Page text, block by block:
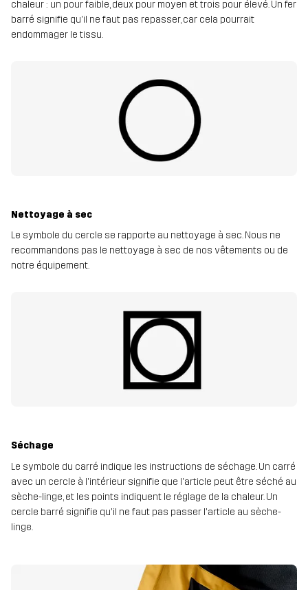
chaleur : un pour faible, deux pour moyen et trois pour élevé. Un fer
barré signifie qu'il ne faut pas repasser, car cela pourrait
endommager le tissu.
Nettoyage à sec
Le symbole du cercle se rapporte au nettoyage à sec. Nous ne
recommandons pas le nettoyage à sec de nos vêtements ou de
notre équipement.
Séchage
Le symbole du carré indique les instructions de séchage. Un carré
avec un cercle à l'intérieur signifie que l'article peut être séché au
sèche-linge, et les points indiquent le réglage de la chaleur. Un
cercle barré signifie qu'il ne faut pas passer l'article au sèche-
linge.